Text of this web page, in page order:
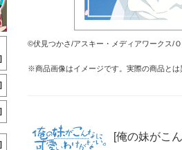
©伏見つかさ/アスキー・メディアワークス/
※商品画像はイメージです。実際の商品と
[俺の妹がこ